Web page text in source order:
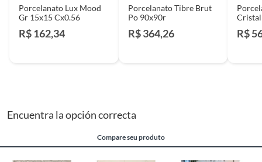
Porcelanato Lux Mood
Gr 15x15 Cx0.56
R$ 162,34
Porcelanato Tibre Brut
Po 90x90r
R$ 364,26 R$
Encuentra la opción correcta
Compare seu produto